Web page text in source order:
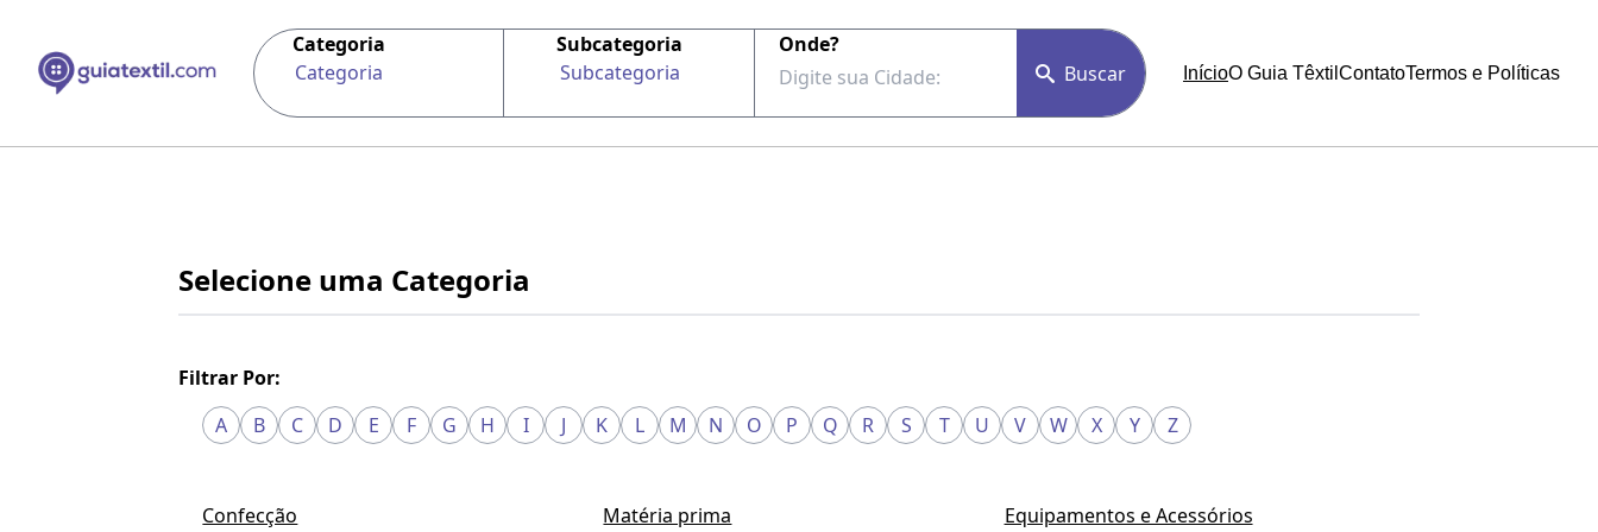
Categoria
Categoria
Subcategoria
Subcategoria
Onde?
Buscar
InícioO Guia Têxtil ContatoTermos e Políticas
Selecione uma Categoria
Filtrar Por:
A
B C D E F G H I J K L M N O P Q R S T U V W X Y Z
Confecção Matéria prima
Equipamentos e Acessórios